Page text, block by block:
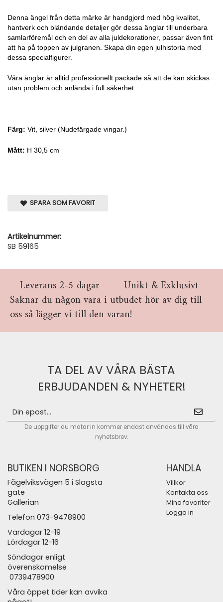
Denna ängel från detta märke är handgjord med hög kvalitet,
hantverk och bländande detaljer gör dessa änglar till underbara
samlarföremål och en del av alla juldekorationer, passar även fint
att ha på toppen av julgranen. Skapa din egen julhistoria med
dessa specialfigurer.
Våra änglar är alltid professionellt packade så att de kan skickas
utan problem och anlända i full säkerhet.
Färg: Vit, silver (Nudefärgade vingar.)
Mått: H 30,5 cm
SPARA SOM FAVORIT
Artikelnummer:
SB 59165
Leverans 2-5 dagar
Unikt & Exklusivt
Saknar du någon vara i utbudet hör av dig till
oss så lägger vi till den varan!
TA DEL AV VÅRA BÄSTA
ERBJUDANDEN & NYHETER!
De uppgifter du matar in kommer endast användas till våra
nyhetsbrev.
BUTIKEN I NORSBORG
Fågelviksvägen 5 i Slagsta
gate
Gallerian
Telefon 073-9478900
Vardagar 12-19
Lördagar 12-16
Söndagar enligt
överenskomelse
0739478900
Våra öppet tider kan avvika
HANDLA
Villkor
Kontakta oss
Mina favoriter
Logga in